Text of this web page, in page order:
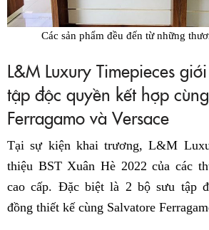
Các sản phẩm đều đến từ những
L&M Luxury Timepieces
tập độc quyền kết hợp
Ferragamo và Versace
Tại sự kiện khai trương, L&M
thiệu BST Xuân Hè 2022 của các
cao cấp. Đặc biệt là 2 bộ sưu tập
đồng thiết kế cùng Salvatore